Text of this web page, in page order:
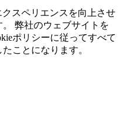
スペリエンスを向上させ
弊社のウェブサイトを
ポリシーに従ってすべて
ことになります。